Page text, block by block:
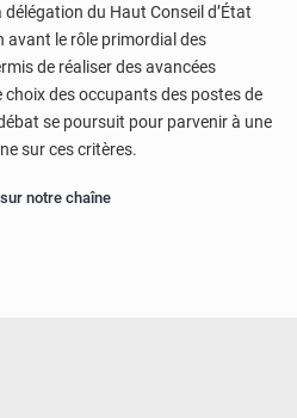
du Haut Conseil d’État
avant le rôle primordial des
de réaliser des avancées
des occupants des postes de
se poursuit pour parvenir à une
sur ces critères.
notre chaîne